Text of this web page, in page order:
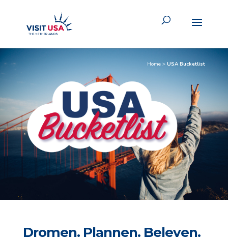
Home >USA Bucketlist
Dromen. Plannen. Beleven.